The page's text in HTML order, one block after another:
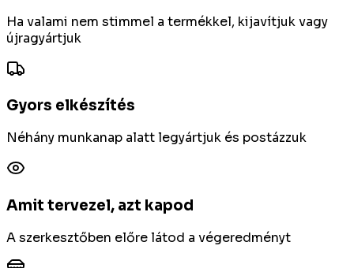
Ha valami nem stimmel a termékkel, kijavítjuk vagy
újragyártjuk
Gyors elkészítés
Néhány munkanap alatt legyártjuk és postázzuk
Amit tervezel, azt kapod
A szerkesztőben előre látod a végeredményt